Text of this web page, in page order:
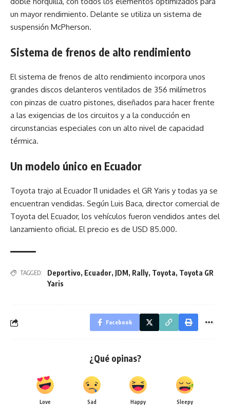
un mayor rendimiento. Delante se utiliza un sistema de
suspensión McPherson.
Sistema de frenos de alto rendimiento
El sistema de frenos de alto rendimiento incorpora unos
grandes discos delanteros ventilados de 356 milímetros
con pinzas de cuatro pistones, diseñados para hacer frente
a las exigencias de los circuitos y a la conducción en
circunstancias especiales con un alto nivel de capacidad
térmica.
Un modelo único en Ecuador
Toyota trajo al Ecuador 11 unidades el GR Yaris y todas ya se
encuentran vendidas. Según Luis Baca, director comercial de
Toyota del Ecuador, los vehículos fueron vendidos antes del
lanzamiento oficial. El precio es de USD 85.000.
TAGGED: Deportivo, Ecuador, JDM, Rally, Toyota, Toyota GR
Yaris
Facebook
¿Qué opinas?
Love Sad Happy Sleepy